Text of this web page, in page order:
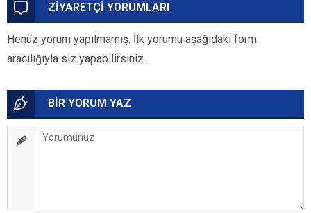
ZİYARETÇİ YORUMLARI
Henüz yorum yapılmamış. İlk yorumu aşağıdaki form
aracılığıyla siz yapabilirsiniz.
BİR YORUM YAZ